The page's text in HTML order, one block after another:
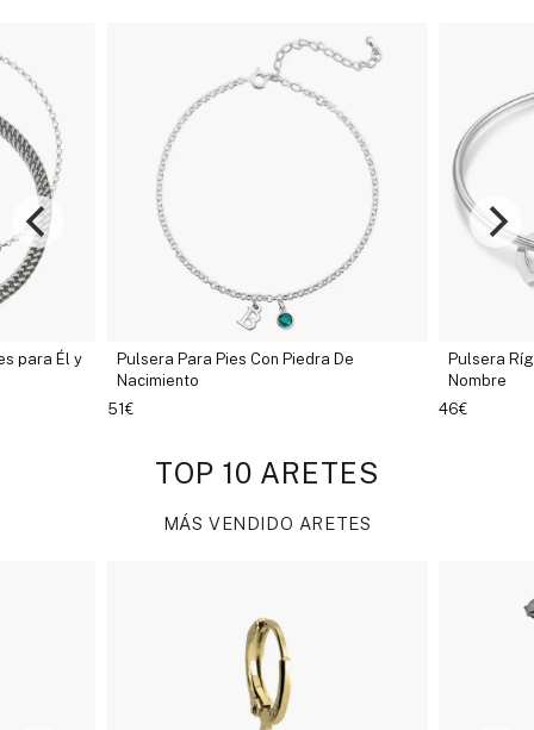
Pulsera Para Pies Con Piedra De
Pulsera Rígida de Mamá
TOP 10 ARETES
MÁS VENDIDO ARETES